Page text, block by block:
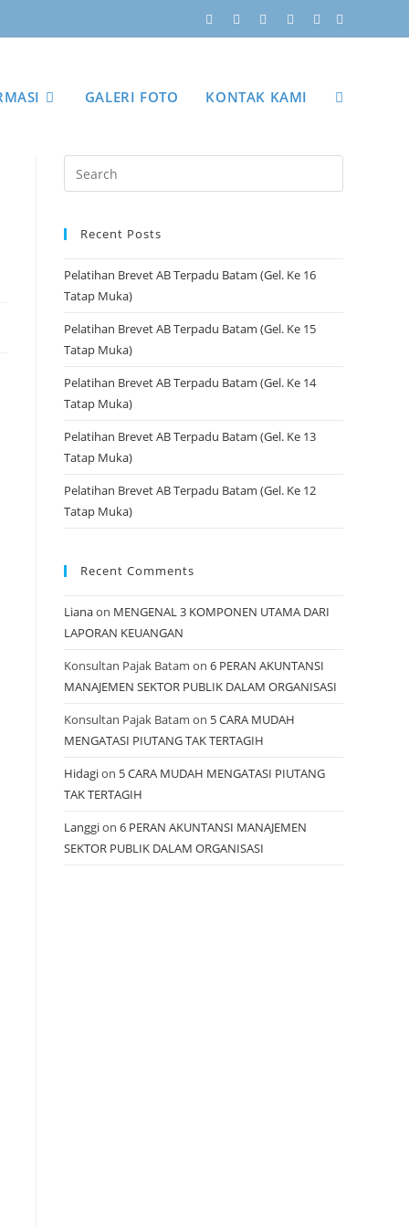
GALERI FOTO KONTAK KAMI
Recent Posts
Pelatihan Brevet AB Terpadu Batam (Gel. Ke 16
Tatap Muka)
Pelatihan Brevet AB Terpadu Batam (Gel. Ke 15
Tatap Muka)
Pelatihan Brevet AB Terpadu Batam (Gel. Ke 14
Tatap Muka)
Pelatihan Brevet AB Terpadu Batam (Gel. Ke 13
Tatap Muka)
Pelatihan Brevet AB Terpadu Batam (Gel. Ke 12
Tatap Muka)
Recent Comments
Lianaon MENGENAL 3 KOMPONEN UTAMA DARI
LAPORAN KEUANGAN
Konsultan Pajak Batam on 6 PERAN AKUNTANSI
MANAJEMEN SEKTOR PUBLIK DALAM ORGANISASI
Konsultan Pajak Batam on 5 CARA MUDAH
MENGATASI PIUTANG TAK TERTAGIH
Hidagion 5 CARA MUDAH MENGATASI PIUTANG
TAK TERTAGIH
Langgion 6 PERAN AKUNTANSI MANAJEMEN
SEKTOR PUBLIK DALAM ORGANISASI